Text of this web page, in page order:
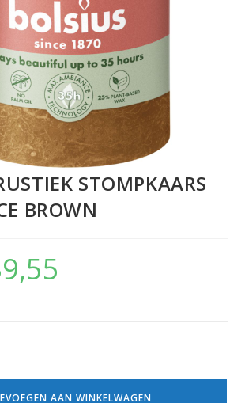
STOMPKAARS
BROWN
AAN WINKELWAGEN